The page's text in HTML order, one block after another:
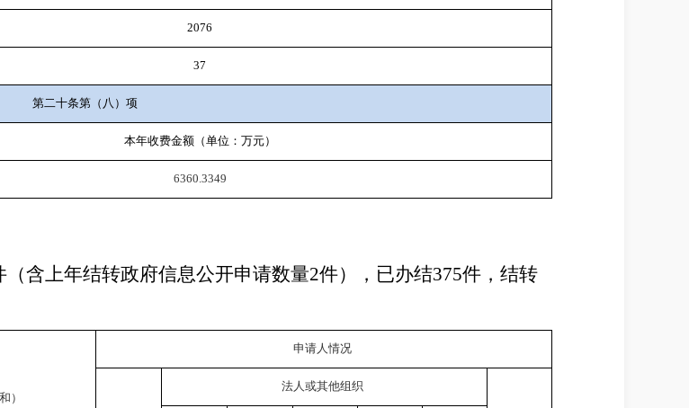
2076
37
第二十条第（八）项
本年收费金额（单位：万元）
6360.3349
（含上年结转政府信息公开申请数量2件），已办结375件，结转
）
申请人情况
法人或其他组织